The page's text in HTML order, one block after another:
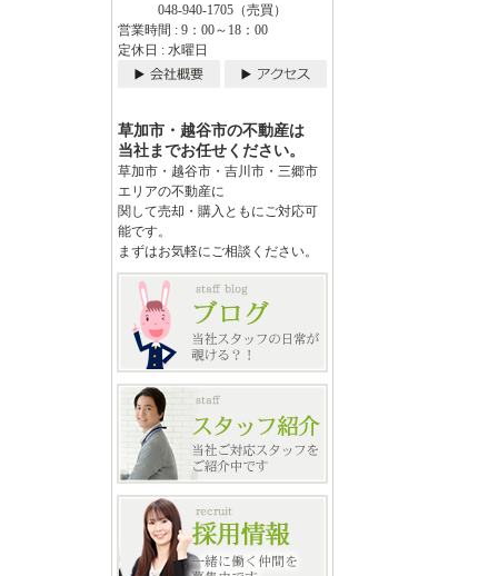
048-940-1705（売買）
営業時間 : 9：00～18：00
定休日 : 水曜日
草加市・越谷市の不動産は
当社までお任せください。
草加市・越谷市・吉川市・三郷市
エリアの不動産に
関して売却・購入ともにご対応可
能です。
まずはお気軽にご相談ください。